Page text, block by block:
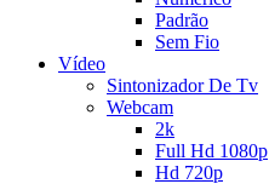
Padrão
Sem Fio
Vídeo
Sintonizador De Tv
Webcam
2k
Full Hd 1080p
Hd 720p